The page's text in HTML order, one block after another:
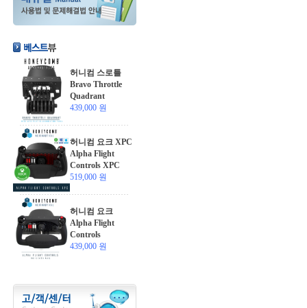
허니컴 스로틀
Bravo Throttle
Quadrant
439,000 원
허니컴 요크 XPC
Alpha Flight
Controls XPC
519,000 원
허니컴 요크
Alpha Flight
Controls
439,000 원